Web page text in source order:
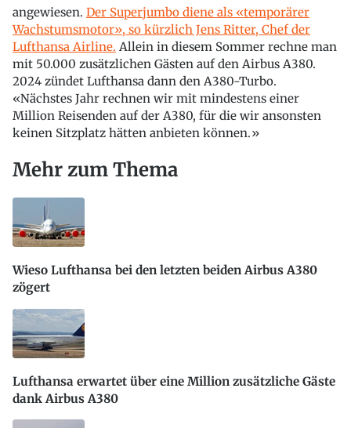
angewiesen. Der Superjumbo diene als «temporärer
Wachstumsmotor», so kürzlich Jens Ritter, Chef der
Lufthansa Airline. Allein in diesem Sommer rechne man
mit 50.000 zusätzlichen Gästen auf den Airbus A380.
2024 zündet Lufthansa dann den A380-Turbo.
«Nächstes Jahr rechnen wir mit mindestens einer
Million Reisenden auf der A380, für die wir ansonsten
keinen Sitzplatz hätten anbieten können.»
Mehr zum Thema
Wieso Lufthansa bei den letzten beiden Airbus A380
zögert
Lufthansa erwartet über eine Million zusätzliche Gäste
dank Airbus A380